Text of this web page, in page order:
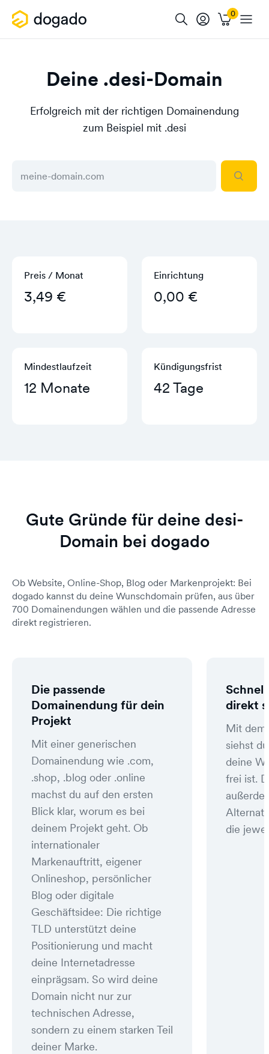
Deine .desi-Domain
Erfolgreich mit der richtigen Domainendung
zum Beispiel mit .desi
Preis / Monat
3,49 €
Einrichtung
0,00 €
Mindestlaufzeit
12 Monate
Kündigungs­frist
42 Tage
Gute Gründe für deine desi-
Domain bei dogado
Ob Website, Online-Shop, Blog oder Markenprojekt: Bei
dogado kannst du deine Wunschdomain prüfen, aus über
700 Domainendungen wählen und die passende Adresse
direkt registrieren.
Die passende
Domainendung für dein
Projekt
Mit einer generischen
Domainendung wie .com,
.shop, .blog oder .online
machst du auf den ersten
Blick klar, worum es bei
deinem Projekt geht. Ob
internationaler
Markenauftritt, eigener
Onlineshop, persönlicher
Blog oder digitale
Geschäftsidee: Die richtige
TLD unterstützt deine
Positionierung und macht
deine Internetadresse
einprägsam. So wird deine
Domain nicht nur zur
technischen Adresse,
sondern zu einem starken Teil
deiner Marke.
direkt
Mit dem
siehst
deine
frei ist.
die